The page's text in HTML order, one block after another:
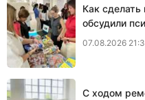
Как
обсудили
07.08.2026
С ходом